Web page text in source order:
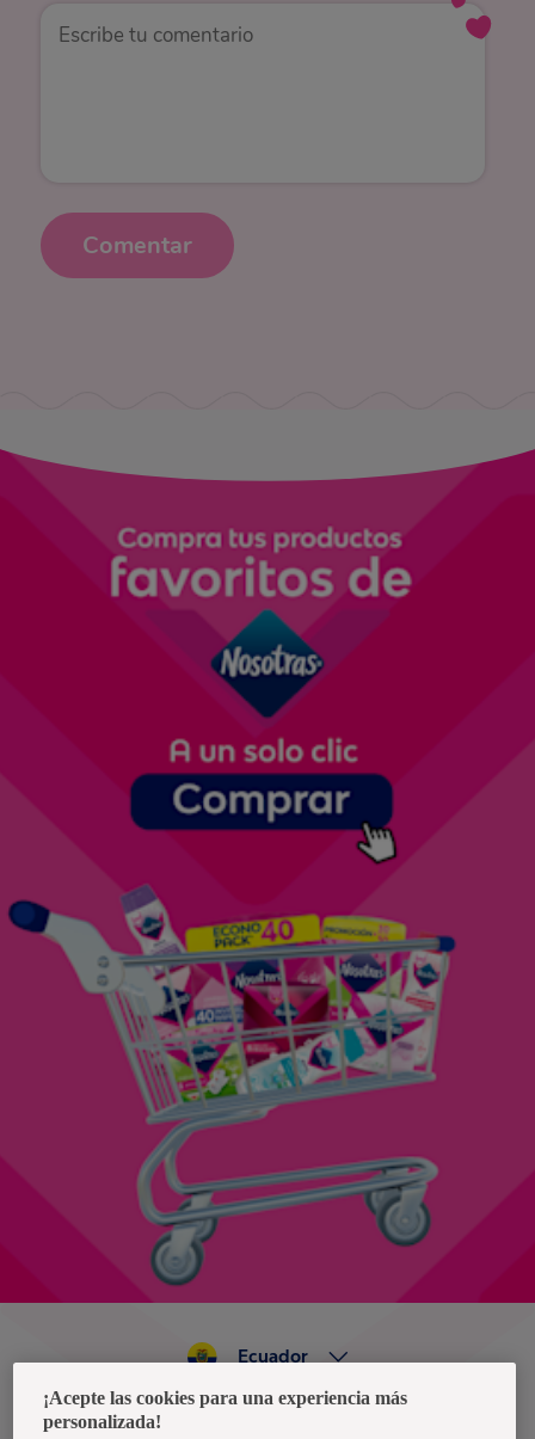
Comentar
Política de privacidad de datos
Ecuador
¡Acepte las cookies para una experiencia más
personalizada!